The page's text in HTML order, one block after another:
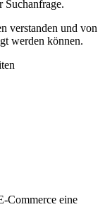
Suchanfrage.
verstanden und von
werden können.
Commerce eine